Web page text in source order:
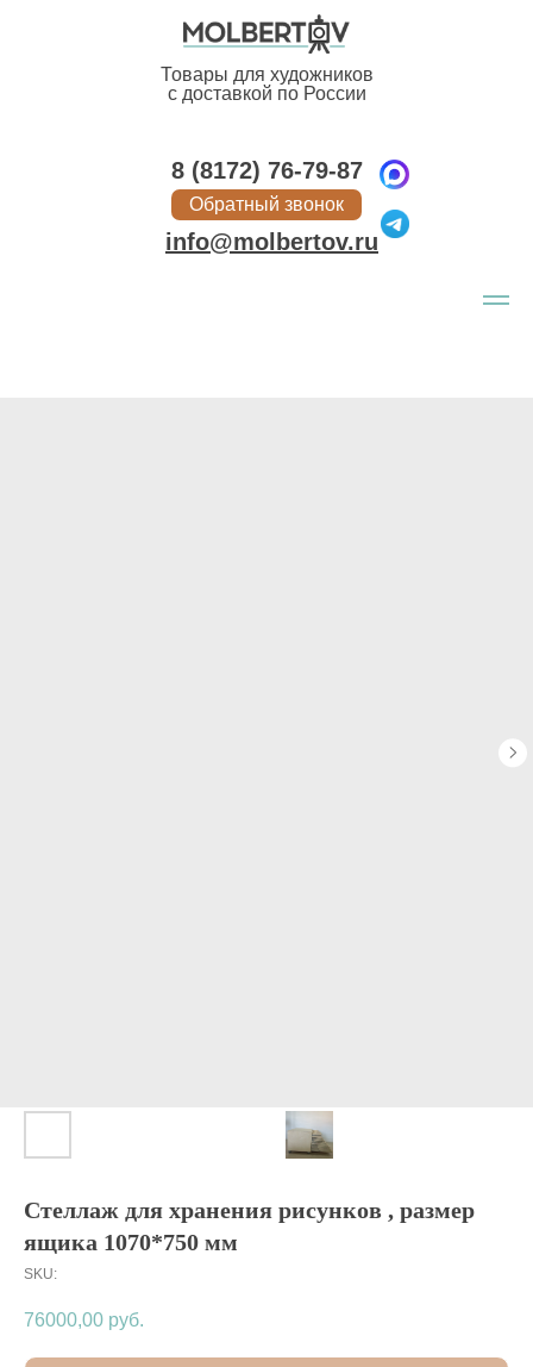
8 (8172) 76-79-87
Обратный звонок
Товары для художников
с доставкой по России
info@molbertov.ru
Стеллаж для хранения рисунков , размер
ящика 1070*750 мм
SKU:
76000,00 руб.